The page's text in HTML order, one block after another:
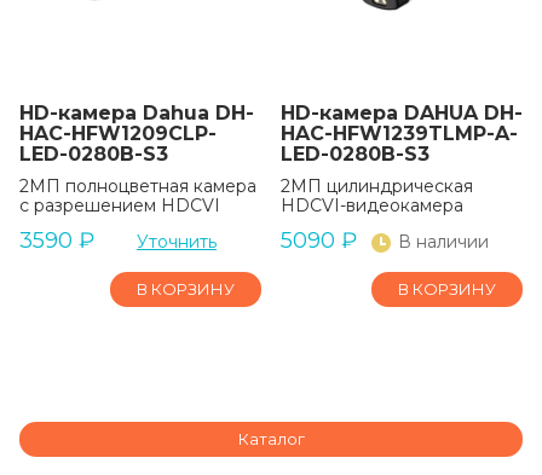
HD-камера Dahua DH-
HAC-HFW1209CLP-
LED-0280B-S3
2МП полноцветная камера
с разрешением HDCVI
3590 ₽ Уточнить
В КОРЗИНУ
HD-камера DAHUA DH-
HAC-HFW1239TLMP-A-
LED-0280B-S3
2МП цилиндрическая
HDCVI-видеокамера
5090 ₽ В наличии
В КОРЗИНУ
Каталог